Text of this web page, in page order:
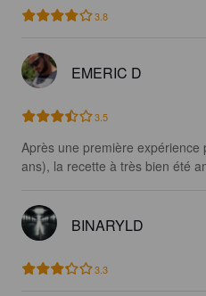
3.8
EMERIC D
3.5
Après une première
ans), la recette à très bien été
BINARYLD
3.3